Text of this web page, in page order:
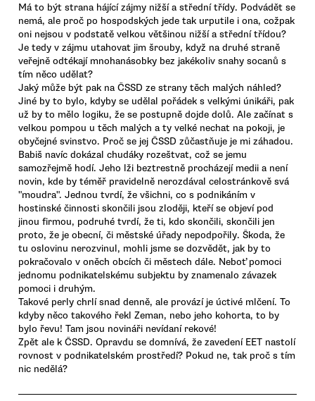
Má to být strana hájící zájmy nižší a střední třídy. Podvádět se
nemá, ale proč po hospodských jede tak urputile i ona, cožpak
oni nejsou v podstatě velkou většinou nižší a střední třídou?
Je tedy v zájmu utahovat jim šrouby, když na druhé straně
veřejně odtékají mnohanásobky bez jakékoliv snahy socanů s
tím něco udělat?
Jaký může být pak na ČSSD ze strany těch malých náhled?
Jiné by to bylo, kdyby se udělal pořádek s velkými únikáři, pak
už by to mělo logiku, že se postupně dojde dolů. Ale začínat s
velkou pompou u těch malých a ty velké nechat na pokoji, je
obyčejné svinstvo. Proč se jej ČSSD zůčastňuje je mi záhadou.
Babiš navíc dokázal chudáky rozeštvat, což se jemu
samozřejmě hodí. Jeho lži beztrestně procházejí medii a není
novin, kde by téměř pravidelně nerozdával celostránkově svá
"moudra". Jednou tvrdí, že všichni, co s podnikáním v
hostinské činnosti skončili jsou zloději, kteří se objeví pod
jinou firmou, podruhé tvrdí, že ti, kdo skončili, skončili jen
proto, že je obecní, či městské úřady nepodpořily. Škoda, že
tu oslovinu nerozvinul, mohli jsme se dozvědět, jak by to
pokračovalo v oněch obcích či městech dále. Neboť pomoci
jednomu podnikatelskému subjektu by znamenalo závazek
pomoci i druhým.
Takové perly chrlí snad denně, ale provází je úctivé mlčení. To
kdyby něco takového řekl Zeman, nebo jeho kohorta, to by
bylo řevu! Tam jsou novináři nevídaní rekové!
Zpět ale k ČSSD. Opravdu se domnívá, že zavedení EET nastolí
rovnost v podnikatelském prostředí? Pokud ne, tak proč s tím
nic nedělá?